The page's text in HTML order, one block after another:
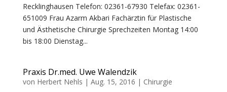
Recklinghausen Telefon: 02361-67930 Telefax: 02361-
651009 Frau Azarm Akbari Fachärztin für Plastische
und Ästhetische Chirurgie Sprechzeiten Montag 14:00
bis 18:00 Dienstag...
Praxis Dr.med. Uwe Walendzik
von Herbert Nehls | Aug. 15, 2016 | Chirurgie